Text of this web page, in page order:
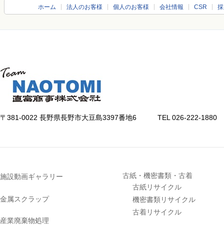
ホーム 法人のお客様 個人のお客様 会社情報 CSR
〒381-0022 長野県長野市大豆島3397番地6 TEL 026-222-1880
施設動画ギャラリー
金属スクラップ
産業廃棄物処理
古紙・機密書類・古着
古紙リサイクル
機密書類リサイクル
古着リサイクル